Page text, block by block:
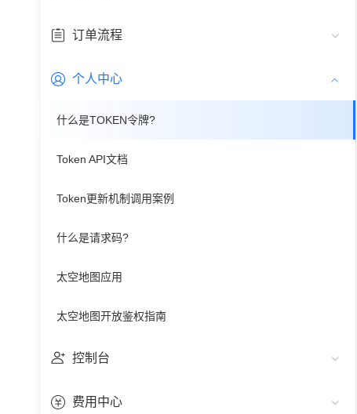
订单流程
个人中心
什么是TOKEN令牌?
Token API文档
Token更新机制调用案例
什么是请求码?
太空地图应用
太空地图开放鉴权指南
控制台
费用中心